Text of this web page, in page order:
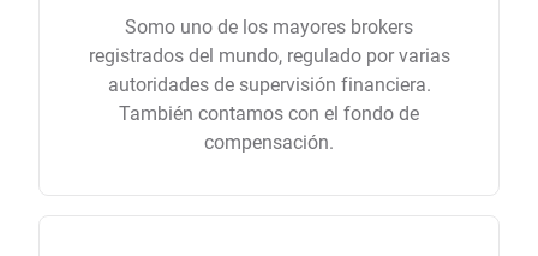
Somo uno de los mayores brokers
registrados del mundo, regulado por varias
autoridades de supervisión financiera.
También contamos con el fondo de
compensación.